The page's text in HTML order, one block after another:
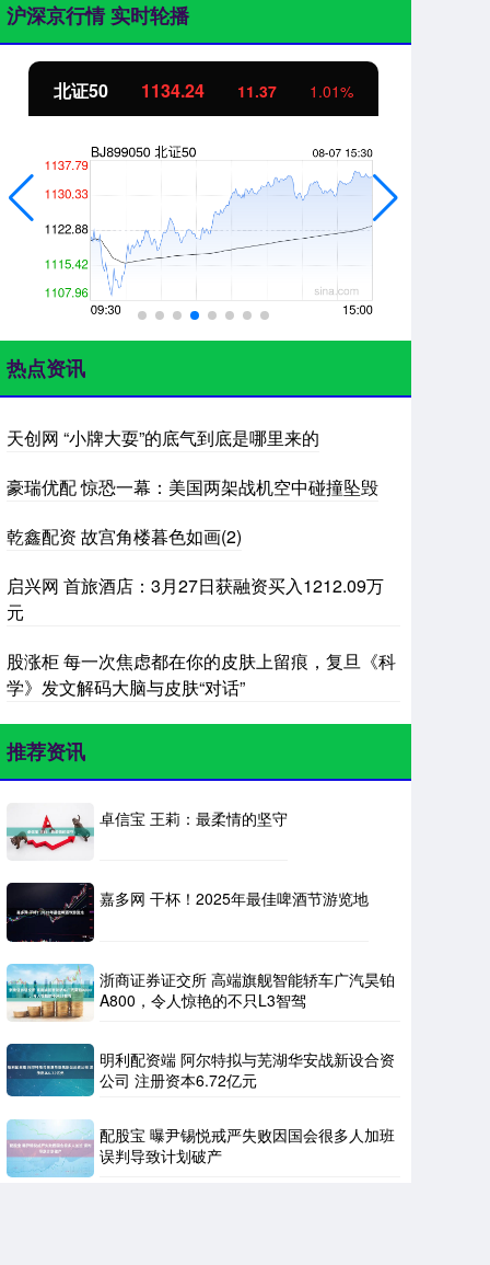
沪深京行情 实时轮播
北证50 1134.24 11.37 1.01%
热点资讯
天创网 “小牌大耍”的底气到底是哪里来的
豪瑞优配 惊恐一幕：美国两架战机空中碰撞坠毁
乾鑫配资 故宫角楼暮色如画(2)
启兴网 首旅酒店：3月27日获融资买入1212.09万
元
股涨柜 每一次焦虑都在你的皮肤上留痕，复旦《科
学》发文解码大脑与皮肤“对话”
推荐资讯
卓信宝 王莉：最柔情的坚守
嘉多网 干杯！2025年最佳啤酒节游览地
浙商证券证交所 高端旗舰智能轿车广汽昊铂
A800，令人惊艳的不只L3智驾
明利配资端 阿尔特拟与芜湖华安战新设合资
公司 注册资本6.72亿元
配股宝 曝尹锡悦戒严失败因国会很多人加班
误判导致计划破产